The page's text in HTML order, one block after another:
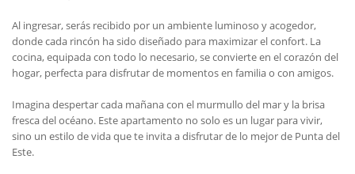
Al ingresar, serás recibido por un ambiente luminoso y acogedor,
donde cada rincón ha sido diseñado para maximizar el confort. La
cocina, equipada con todo lo necesario, se convierte en el corazón del
hogar, perfecta para disfrutar de momentos en familia o con amigos.
Imagina despertar cada mañana con el murmullo del mar y la brisa
fresca del océano. Este apartamento no solo es un lugar para vivir,
sino un estilo de vida que te invita a disfrutar de lo mejor de Punta del
Este.